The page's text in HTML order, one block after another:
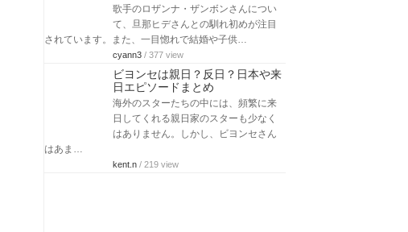
歌手のロザンナ・ザンボンさんについ
て、旦那ヒデさんとの馴れ初めが注目
されています。また、一目惚れで結婚や子供…
cyann3 / 377 view
ビヨンセは親日？反日？日本や来
日エピソードまとめ
海外のスターたちの中には、頻繁に来
日してくれる親日家のスターも少なく
はありません。しかし、ビヨンセさん
はあま…
kent.n / 219 view